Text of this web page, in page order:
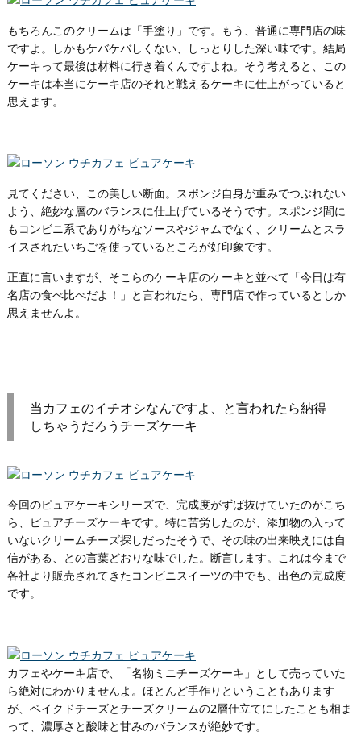
もちろんこのクリームは「手塗り」です。もう、普通に専門店の味
ですよ。しかもケバケバしくない、しっとりした深い味です。結局
ケーキって最後は材料に行き着くんですよね。そう考えると、この
ケーキは本当にケーキ店のそれと戦えるケーキに仕上がっていると
思えます。
見てください、この美しい断面。スポンジ自身が重みでつぶれない
よう、絶妙な層のバランスに仕上げているそうです。スポンジ間に
もコンビニ系でありがちなソースやジャムでなく、クリームとスラ
イスされたいちごを使っているところが好印象です。
正直に言いますが、そこらのケーキ店のケーキと並べて「今日は有
名店の食べ比べだよ！」と言われたら、専門店で作っているとしか
思えませんよ。
当カフェのイチオシなんですよ、と言われたら納得
しちゃうだろうチーズケーキ
今回のピュアケーキシリーズで、完成度がずば抜けていたのがこち
ら、ピュアチーズケーキです。特に苦労したのが、添加物の入って
いないクリームチーズ探しだったそうで、その味の出来映えには自
信がある、との言葉どおりな味でした。断言します。これは今まで
各社より販売されてきたコンビニスイーツの中でも、出色の完成度
です。
カフェやケーキ店で、「名物ミニチーズケーキ」として売っていた
ら絶対にわかりませんよ。ほとんど手作りということもあります
が、ベイクドチーズとチーズクリームの2層仕立てにしたことも相ま
って、濃厚さと酸味と甘みのバランスが絶妙です。